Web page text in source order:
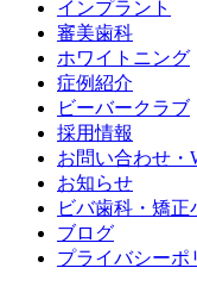
インプラント
審美歯科
ホワイトニング
症例紹介
ビーバークラブ
採用情報
お問い合わせ・
お知らせ
ビバ歯科・矯正
ブログ
プライバシーポ